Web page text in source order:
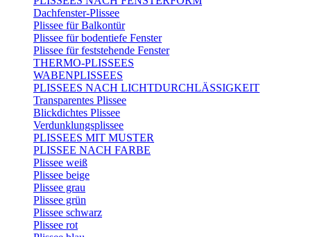
Dachfenster-Plissee
Plissee für Balkontür
Plissee für bodentiefe Fenster
Plissee für feststehende Fenster
THERMO-PLISSEES
WABENPLISSEES
PLISSEES NACH LICHTDURCHLÄSSIGKEIT
Transparentes Plissee
Blickdichtes Plissee
Verdunklungsplissee
PLISSEES MIT MUSTER
PLISSEE NACH FARBE
Plissee weiß
Plissee beige
Plissee grau
Plissee grün
Plissee schwarz
Plissee rot